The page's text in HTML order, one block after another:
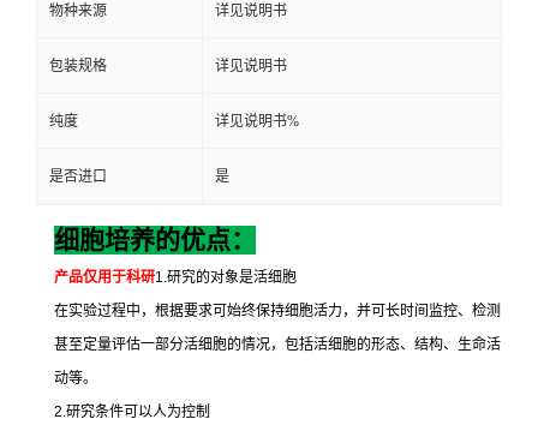
物种来源 详见说明书
包装规格 详见说明书
纯度 详见说明书%
是否进口 是
细胞培养的优点：
产品仅用于科研1.研究的对象是活细胞
在实验过程中，根据要求可始终保持细胞活力，并可长时间监控、检测
甚至定量评估一部分活细胞的情况，包括活细胞的形态、结构、生命活
动等。
2.研究条件可以人为控制